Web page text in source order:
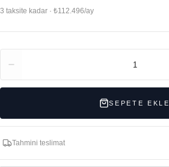
3 taksite kadar · ₺112.496/ay
1
SEPETE EKLE
Tahmini teslimat